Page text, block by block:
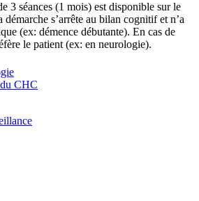
3 séances (1 mois) est disponible sur le
démarche s’arrête au bilan cognitif et n’a
(ex: démence débutante). En cas de
le patient (ex: en neurologie).
CHC